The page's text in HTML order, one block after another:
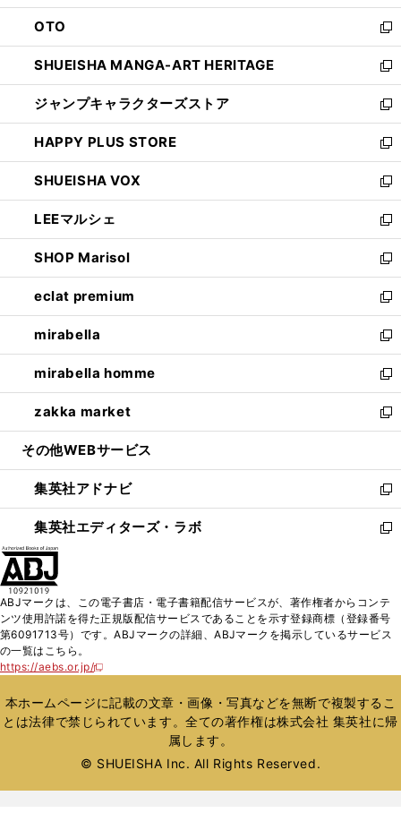
ウ
で
開
く
ン
ド
ウ
で
開
く
OTO
新
し
い
ウ
ィ
ン
ド
ウ
で
開
く
SHUEISHA MANGA-ART HERITAGE
新
し
い
ウ
ィ
ン
ド
ウ
で
開
く
ジャンプキャラクターズストア
新
し
い
ウ
ィ
ン
ド
ウ
で
開
く
HAPPY PLUS STORE
新
し
い
ウ
ィ
ン
ド
ウ
で
開
く
SHUEISHA VOX
新
し
い
ウ
ィ
ン
ド
ウ
で
開
く
LEEマルシェ
新
し
い
ウ
ィ
ン
ド
ウ
で
開
く
SHOP Marisol
新
し
い
ウ
ィ
ン
ド
ウ
で
開
eclat premium
新
し
い
ウ
ィ
ン
ド
ウ
開
く
mirabella
新
し
い
ウ
ィ
ン
ウ
で
開
く
mirabella homme
新
し
い
ウ
ン
ド
ウ
で
zakka market
新
し
ウ
ィ
ン
ド
く
その他WEBサービス
集英社アドナビ
新
し
い
ド
ウ
で
集英社エディターズ・ラボ
新
ィ
ン
ド
開
く
ABJマークは、この電子書店・電子書籍配信サービスが、著作権者からコンテ
ンツ使用許諾を得た正規版配信サービスであることを示す登録商標（登録番号
第6091713号）です。ABJマークの詳細、ABJマークを掲示しているサービス
の一覧はこちら。
https://aebs.or.jp/
新
い
ウ
ィ
ウ
本ホームページに記載の文章・画像・写真などを無断で複製するこ
とは法律で禁じられています。全ての著作権は株式会社 集英社に帰
属します。
© SHUEISHA Inc. All Rights Reserved.